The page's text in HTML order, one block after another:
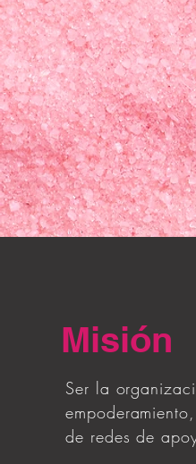
Misión
Ser la
de redes de